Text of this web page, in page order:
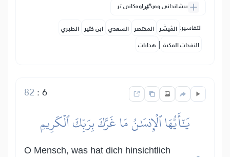
پیشاندانی وەرگێڕاوەکانی تر
التفاسير: المُيسَّر المختصر السعدي ابن كثير الطبري
النفحات المكية | هدايات
6
:
82
يَٰٓأَيُّهَا ٱلۡإِنسَٰنُ مَا غَرَّكَ بِرَبِّكَ ٱلۡكَرِيمِ
O Mensch, was hat dich hinsichtlich